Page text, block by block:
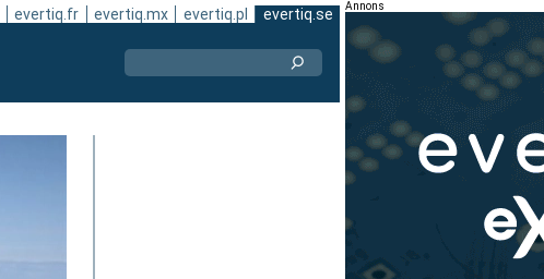
evertiq.fr evertiq.mx evertiq.pl evertiq.se Annons